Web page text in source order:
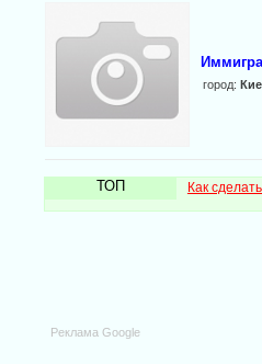
город:
ТОП Как
Реклама Google